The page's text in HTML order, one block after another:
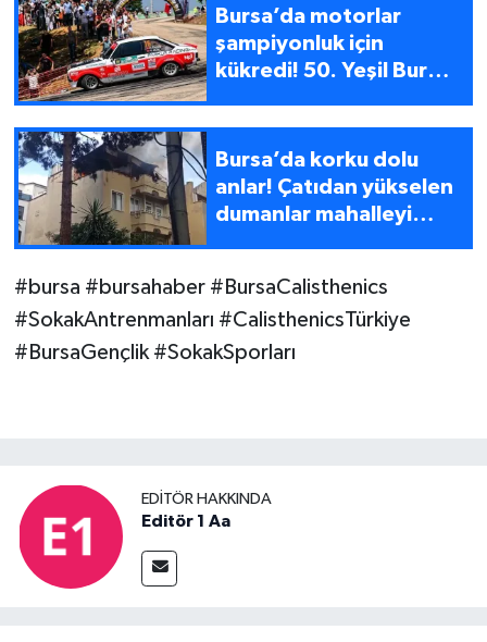
Bursa’da motorlar
şampiyonluk için
kükredi! 50. Yeşil Bursa
Bursa’da korku dolu
anlar! Çatıdan yükselen
dumanlar mahalleyi
#bursa #bursahaber #BursaCalisthenics
#SokakAntrenmanları #CalisthenicsTürkiye
#BursaGençlik #SokakSporları
EDITÖR HAKKINDA
Editör 1 Aa